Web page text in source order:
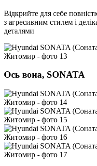
Відкрийте для себе
з агресивним стилем і
деталями
Ось вона, SONATA